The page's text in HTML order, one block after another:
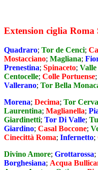
Extension ciglia Roma
Quadraro; Tor de Cenci;
Mostacciano; Magliana;
Prenestina; Spinaceto;
Centocelle; Colle Portuense;
Vallerano; Tor Bella
Morena; Decima; Tor
Laurentina; Maglianella;
Giardinetti; Tor Di Valle;
Giardino; Casal Boccone;
Cinecittà Roma; Infernetto;
Divino Amore; Grottarossa;
Borghesiana; Acqua